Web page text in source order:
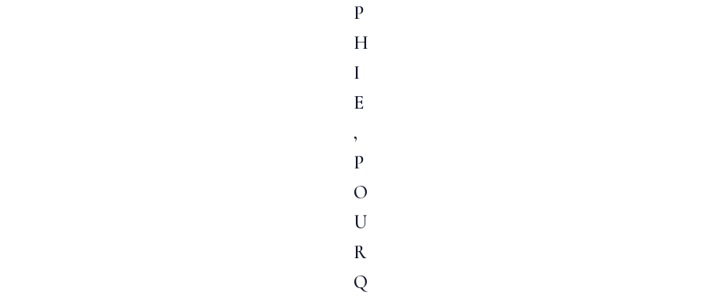
P
H
I
E
,
P
O
U
R
Q